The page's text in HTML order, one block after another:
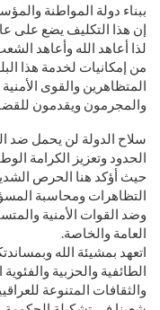
ببناء دولة المواطنة
إن هذا التكليف يضع على
لذا أعاهد الله وأعاهد
من إمكانيات لخدمة هذا
المتظاهرين والقوى
والمجرمون ويقدمون
سلاح الدولة لن يحمل ضد
الحدود وتعزيز الكرامة
حيث أؤكد هنا الحرص
التظاهرات ومحاسبة
وضد القوات الأمنية
العامة والخاصة.
اتعهد بمشيئة الله
الطائفية والحزبية
والثقافات المتنوعة